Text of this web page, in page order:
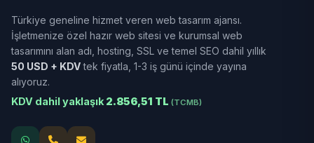
Türkiye geneline hizmet veren web tasarım ajansı.
İşletmenize özel hazır web sitesi ve kurumsal web
tasarımını alan adı, hosting, SSL ve temel SEO dahil yıllık
50 USD + KDVtek fiyatla, 1-3 iş günü içinde yayına
alıyoruz.
KDV dahil yaklaşık 2.856,51 TL (TCMB)